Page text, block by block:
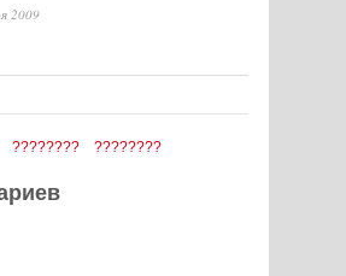
2009
???????? ????????